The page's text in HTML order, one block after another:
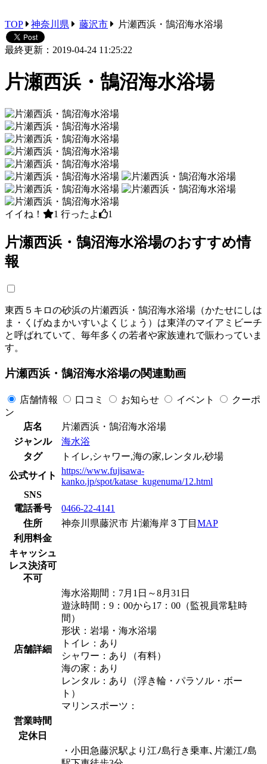
TOP 神奈川県 藤沢市 片瀬西浜・鵠沼海水浴場
最終更新：2019-04-24 11:25:22
片瀬西浜・鵠沼海水浴場
イイね！ 1 行ったよ 1
片瀬西浜・鵠沼海水浴場のおすすめ情
報
東西５キロの砂浜の片瀬西浜・鵠沼海水浴場（かたせにしは
ま・くげぬまかいすいよくじょう）は東洋のマイアミビーチ
と呼ばれていて、毎年多くの若者や家族連れで賑わっていま
す。
片瀬西浜・鵠沼海水浴場の関連動画
店舗情報 口コミ お知らせ イベント
クーポ
ン
店名
片瀬西浜・鵠沼海水浴場
ジャンル
海水浴
タグ
トイレ,シャワー,海の家,レンタル,砂場
公式サイト
https://www.fujisawa-
kanko.jp/spot/katase_kugenuma/12.html
SNS
電話番号
0466-22-4141
住所
神奈川県藤沢市 片瀬海岸３丁目 MAP
利用料金
キャッシュ
レス決済可
不可
店舗詳細
海水浴期間：7月1日～8月31日
遊泳時間：9：00から17：00（監視員常駐時
間）
形状：岩場・海水浴場
トイレ：あり
シャワー：あり（有料）
海の家：あり
レンタル：あり（浮き輪・パラソル・ボー
ト）
マリンスポーツ：
営業時間
定休日
・小田急藤沢駅より江ﾉ島行き乗車､片瀬江ﾉ島